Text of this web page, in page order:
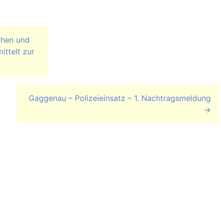
und
zur
Gaggenau – Polizeieinsatz – 1. Nachtragsmeldung
→